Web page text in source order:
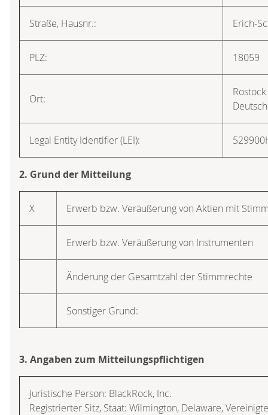
Straße, Hausnr.: Erich-
PLZ: 18059
Ort:
Rostock
Legal Entity Identifier (LEI):
2. Grund der Mitteilung
X Erwerb bzw. Veräußerung von Aktien mit
Erwerb bzw. Veräußerung von Instrumenten
Änderung der Gesamtzahl der Stimmrechte
Sonstiger Grund:
3. Angaben zum Mitteilungspflichtigen
Juristische Person: BlackRock, Inc.
Registrierter Sitz, Staat: Wilmington, Delaware,